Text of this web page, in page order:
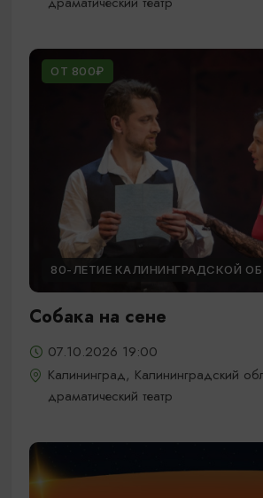
ОТ 800₽
80-ЛЕТИЕ КАЛИНИНГРАДСКОЙ
Собака на сене
07.10.2026 19:00
Калининград, Калининградский
драматический театр